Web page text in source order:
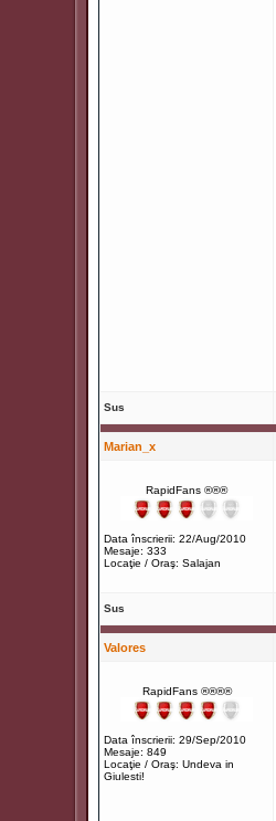
Sus
Marian_x
RapidFans ®®®
Data înscrierii: 22/Aug/2010
Mesaje: 333
Locaţie / Oraş: Salajan
Sus
Valores
RapidFans ®®®®
Data înscrierii: 29/Sep/2010
Mesaje: 849
Locaţie / Oraş: Undeva in
Giulesti!